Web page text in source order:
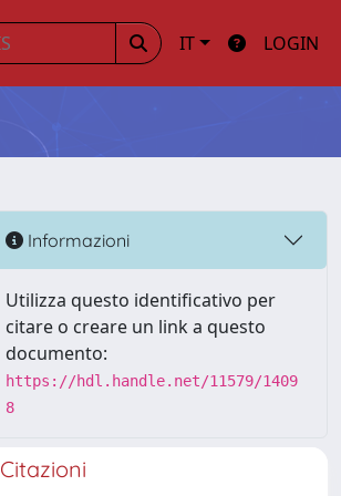
IT LOGIN
Informazioni
Utilizza questo identificativo per
citare o creare un link a questo
documento:
https://hdl.handle.net/11579/1409
8
Citazioni